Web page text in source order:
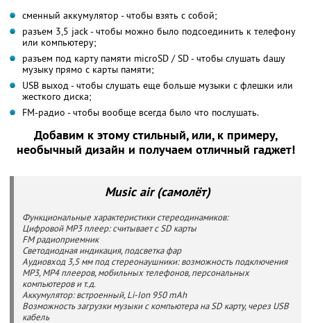
сменный аккумулятор - чтобы взять с собой;
разъем 3,5 jack - чтобы можно было подсоединить к телефону
или компьютеру;
разъем под карту памяти microSD / SD - чтобы слушать dашу
музыку прямо с карты памяти;
USB выход - чтобы слушать еще больше музыки с флешки или
жесткого диска;
FM-радио - чтобы вообще всегда было что послушать.
Добавим к этому стильный, или, к примеру,
необычный дизайн и получаем отличный гаджет!
Music air (самолёт)
Функциональные характеристики стереодинамиков:
Цифровой MP3 плеер: считывает с SD карты
FM радиоприемник
Светодиодная индикация, подсветка фар
Аудиовход 3,5 мм под стереонаушники: возможность подключения
MP3, MP4 плееров, мобильных телефонов, персональных
компьютеров и т.д.
Аккумулятор: встроенный, Li-Ion 950 mAh
Возможность загрузки музыки с компьютера на SD карту, через USB
кабель